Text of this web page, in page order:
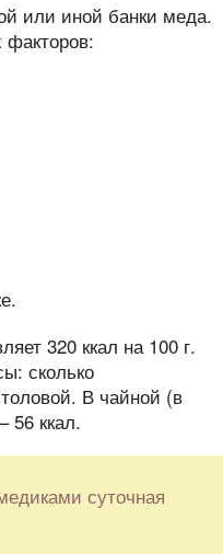
или иной банки меда.
факторов:
320 ккал на 100 г.
сколько
В чайной (в
56 ккал.
суточная